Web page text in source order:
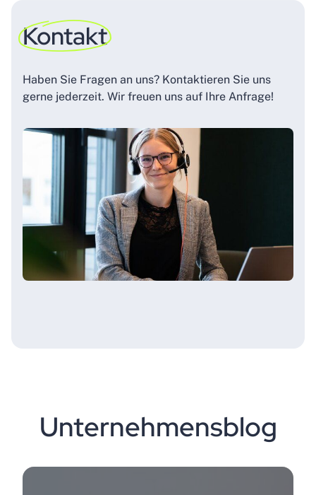
Kontakt
Haben Sie Fragen an uns? Kontaktieren Sie uns
gerne jederzeit. Wir freuen uns auf Ihre Anfrage!
Unternehmensblog